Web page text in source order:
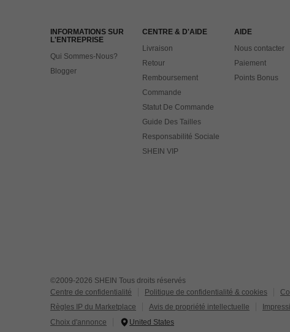
INFORMATIONS SUR
L'ENTREPRISE
Qui Sommes-Nous?
Blogger
CENTRE & D'AIDE
Livraison
Retour
Remboursement
Commande
Statut De Commande
Guide Des Tailles
Responsabilité Sociale
SHEIN VIP
AIDE
Nous contacter
Paiement
Points Bonus
©2009-2026 SHEIN Tous droits réservés
Centre de confidentialité
Politique de confidentialité & cookies
Règles IP du Marketplace
Avis de propriété intellectuelle
Choix d'annonce
United States